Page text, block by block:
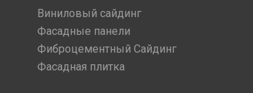
Виниловый сайдинг
Фасадные панели
Фиброцементный Сайдинг
Фасадная плитка